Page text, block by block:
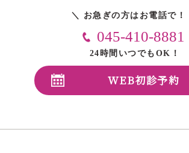
＼ お急ぎの方はお電話で！
045-410-8881
24時間いつでもOK！
WEB初診予約